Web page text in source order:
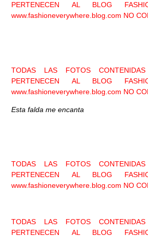
PERTENECEN AL BLOG
www.fashioneverywhere.blog.com NO
TODAS LAS FOTOS
PERTENECEN AL BLOG
www.fashioneverywhere.blog.com NO
Esta falda me encanta
TODAS LAS FOTOS
PERTENECEN AL BLOG
www.fashioneverywhere.blog.com NO
TODAS LAS FOTOS
PERTENECEN AL BLOG